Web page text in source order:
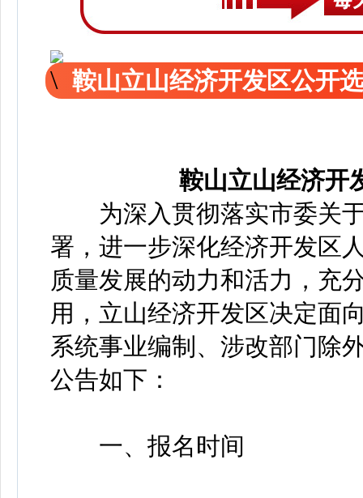
鞍山立山经济开发区公开
鞍山立山经济开
为深入贯彻落实市委关于
署，进一步深化经济开发区
质量发展的动力和活力，充
用，立山经济开发区决定面
系统事业编制、涉改部门除
公告如下：
一、报名时间